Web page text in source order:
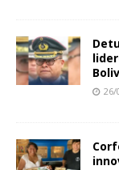
26/